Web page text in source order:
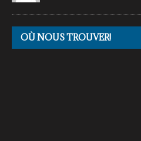
OÙ NOUS TROUVER!